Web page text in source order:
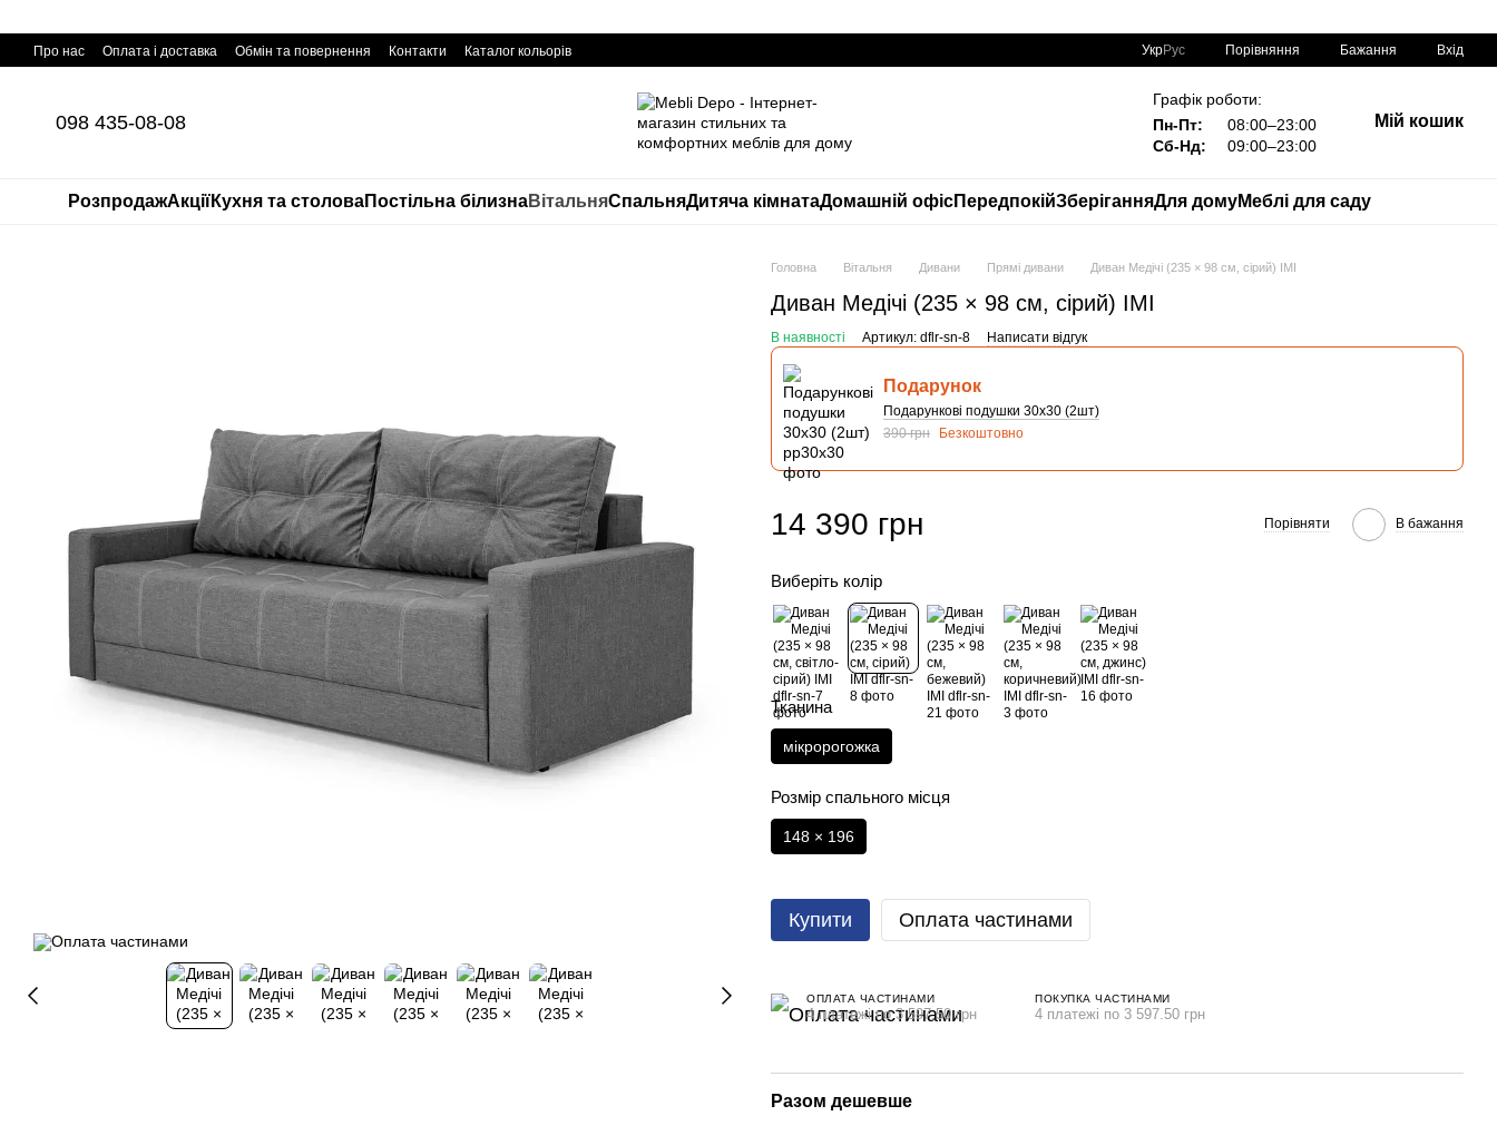
Про нас Оплата і доставка Обмін та повернення Контакти Каталог кольорів УкрРус Порівняння Бажання Вхід
098 435-08-08
Графік роботи:
Пн-Пт:
08:00–23:00
Сб-Нд:
09:00–23:00
Мій кошик
РозпродажАкціїКухня та столоваПостільна білизнаВітальняСпальняДитяча кімнатаДомашній офісПередпокійЗберіганняДля домуМеблі для саду
Головна Вітальня Дивани Прямі дивани Диван Медічі (235 × 98 см, сірий) IMI
Диван Медічі (235 × 98 см, сірий) IMI
В наявності Артикул: dflr-sn-8 Написати відгук
Подарунок
Подарункові подушки 30х30 (2шт)
390 грн
Безкоштовно
14 390 грн Порівняти В бажання
Виберіть колір
Тканина
мікророгожка
Розмір спального місця
148 × 196
Купити Оплата частинами
ОПЛАТА ЧАСТИНАМИ
4 платежі по 3 597.50 грн
ПОКУПКА ЧАСТИНАМИ
4 платежі по 3 597.50 грн
Разом дешевше